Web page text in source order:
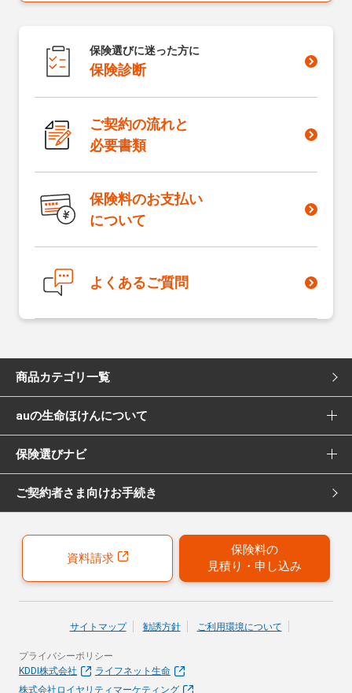
保険選びに迷った方に
保険診断
ご契約の流れと
必要書類
保険料のお支払い
について
よくあるご質問
商品カテゴリ一覧
死亡保険
医療保険
女性向け医療保険
がん保険
女性向けがん保険
40歳以上の方にはこちらもおすすめ
auの生命ほけんについて
選ばれる理由
Pontaポイント還元について
保険募集代理店について
引受保険会社について
保険選びナビ
保険選びナビ トップ
保険診断
おすすめ加入例
お客さまの声
ご契約者さま向けお手続き
資料請求
保険料の
見積り・申し込み
サイトマップ 勧誘方針 ご利用環境について
プライバシーポリシー
KDDI株式会社
ライフネット生命
株式会社ロイヤリティマーケティング